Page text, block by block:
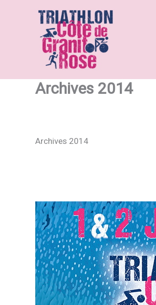
Archives 2014
Archives 2014